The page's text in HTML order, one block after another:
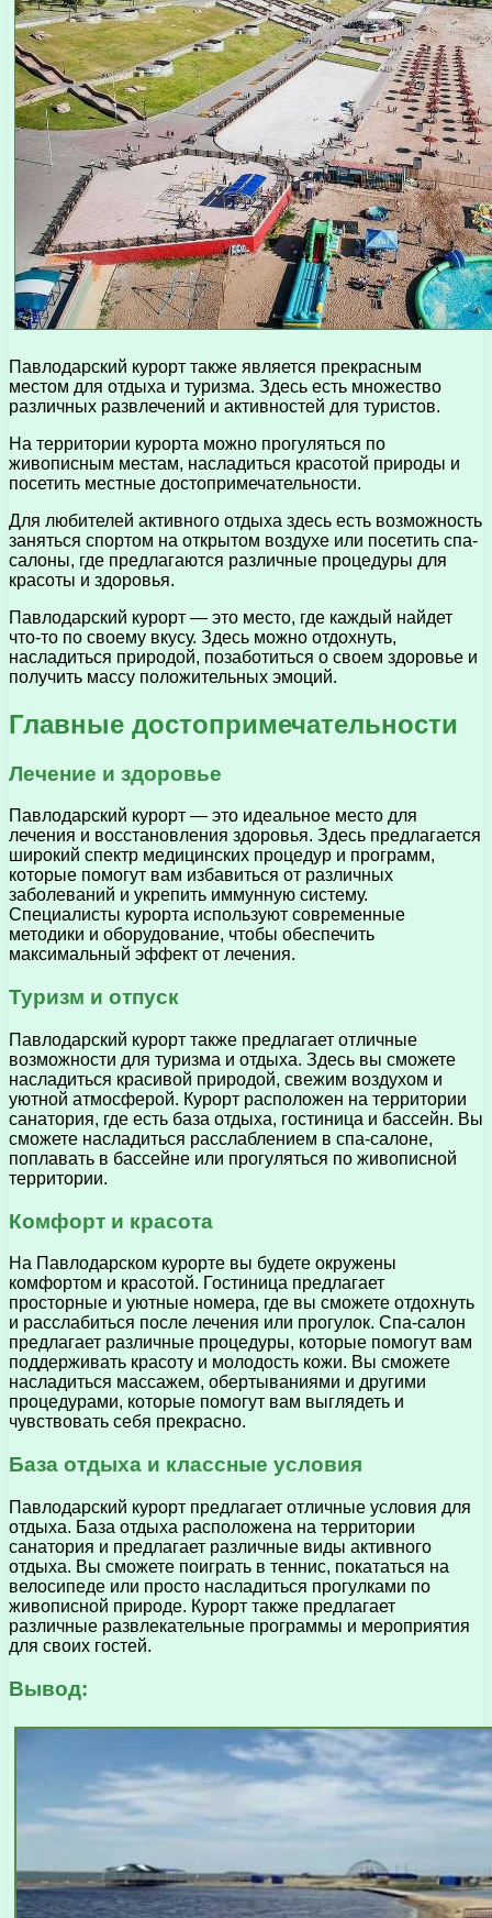
Павлодарский курорт также является прекрасным
местом для отдыха и туризма. Здесь есть множество
различных развлечений и активностей для туристов.
На территории курорта можно прогуляться по
живописным местам, насладиться красотой природы и
посетить местные достопримечательности.
Для любителей активного отдыха здесь есть возможность
заняться спортом на открытом воздухе или посетить спа-
салоны, где предлагаются различные процедуры для
красоты и здоровья.
Павлодарский курорт — это место, где каждый найдет
что-то по своему вкусу. Здесь можно отдохнуть,
насладиться природой, позаботиться о своем здоровье и
получить массу положительных эмоций.
Главные достопримечательности
Лечение и здоровье
Павлодарский курорт — это идеальное место для
лечения и восстановления здоровья. Здесь предлагается
широкий спектр медицинских процедур и программ,
которые помогут вам избавиться от различных
заболеваний и укрепить иммунную систему.
Специалисты курорта используют современные
методики и оборудование, чтобы обеспечить
максимальный эффект от лечения.
Туризм и отпуск
Павлодарский курорт также предлагает отличные
возможности для туризма и отдыха. Здесь вы сможете
насладиться красивой природой, свежим воздухом и
уютной атмосферой. Курорт расположен на территории
санатория, где есть база отдыха, гостиница и бассейн. Вы
сможете насладиться расслаблением в спа-салоне,
поплавать в бассейне или прогуляться по живописной
территории.
Комфорт и красота
На Павлодарском курорте вы будете окружены
комфортом и красотой. Гостиница предлагает
просторные и уютные номера, где вы сможете отдохнуть
и расслабиться после лечения или прогулок. Спа-салон
предлагает различные процедуры, которые помогут вам
поддерживать красоту и молодость кожи. Вы сможете
насладиться массажем, обертываниями и другими
процедурами, которые помогут вам выглядеть и
чувствовать себя прекрасно.
База отдыха и классные условия
Павлодарский курорт предлагает отличные условия для
отдыха. База отдыха расположена на территории
санатория и предлагает различные виды активного
отдыха. Вы сможете поиграть в теннис, покататься на
велосипеде или просто насладиться прогулками по
живописной природе. Курорт также предлагает
различные развлекательные программы и мероприятия
для своих гостей.
Вывод: